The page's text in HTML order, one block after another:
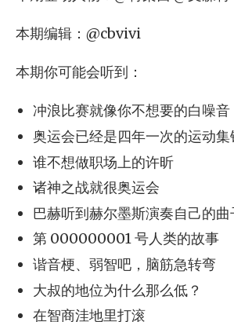
本期编辑：@cbvivi
本期你可能会听到：
冲浪比赛就像你不想要的白噪音
奥运会已经是四年一次的运动集
谁不想做职场上的许昕
诸神之战就很奥运会
巴赫听到赫尔墨斯演奏自己的曲
第 000000001 号人类的故事
谐音梗、弱智吧，脑筋急转弯
大叔的地位为什么那么低？
在智商洼地里打滚